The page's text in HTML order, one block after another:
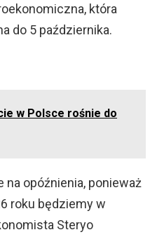
która
do 5 października.
w Polsce rośnie do
opóźnienia, ponieważ
roku będziemy w
Steryo